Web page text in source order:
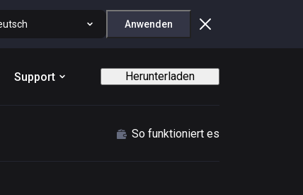
Anwenden
Support Herunterladen
So funktioniert es